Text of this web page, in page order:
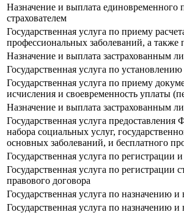
Назначение и выплата
страхователем
Государственная услуга по приему
профессиональных заболеваний, а
Назначение и выплата застрахованным
Государственная услуга по
Государственная услуга по приему
исчисления и своевременность уплаты
Назначение и выплата застрахованным
Государственная услуга
набора социальных услуг,
основных заболеваний, и бесплатного
Государственная услуга по
Государственная услуга по регистрации
правового договора
Государственная услуга по назначению
Государственная услуга по назначению